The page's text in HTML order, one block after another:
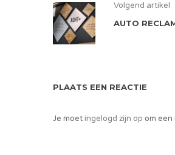
Volgend artikel
AUTO
PLAATS EEN REACTIE
Je moetingelogd zijn op om